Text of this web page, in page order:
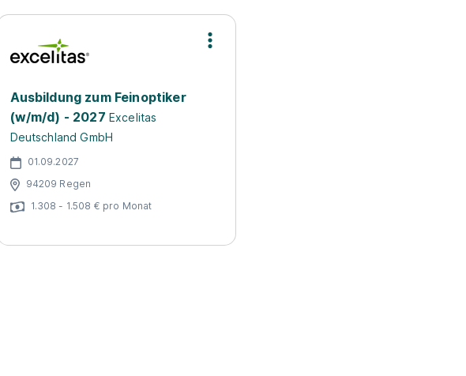
Ausbildung zum Feinoptiker
(w/m/d) - 2027 Excelitas
Deutschland GmbH
01.09.2027
94209 Regen
1.308 - 1.508 € pro Monat